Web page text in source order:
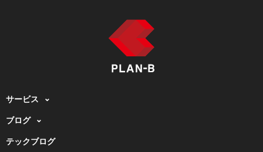
サービス
ブログ
テックブログ